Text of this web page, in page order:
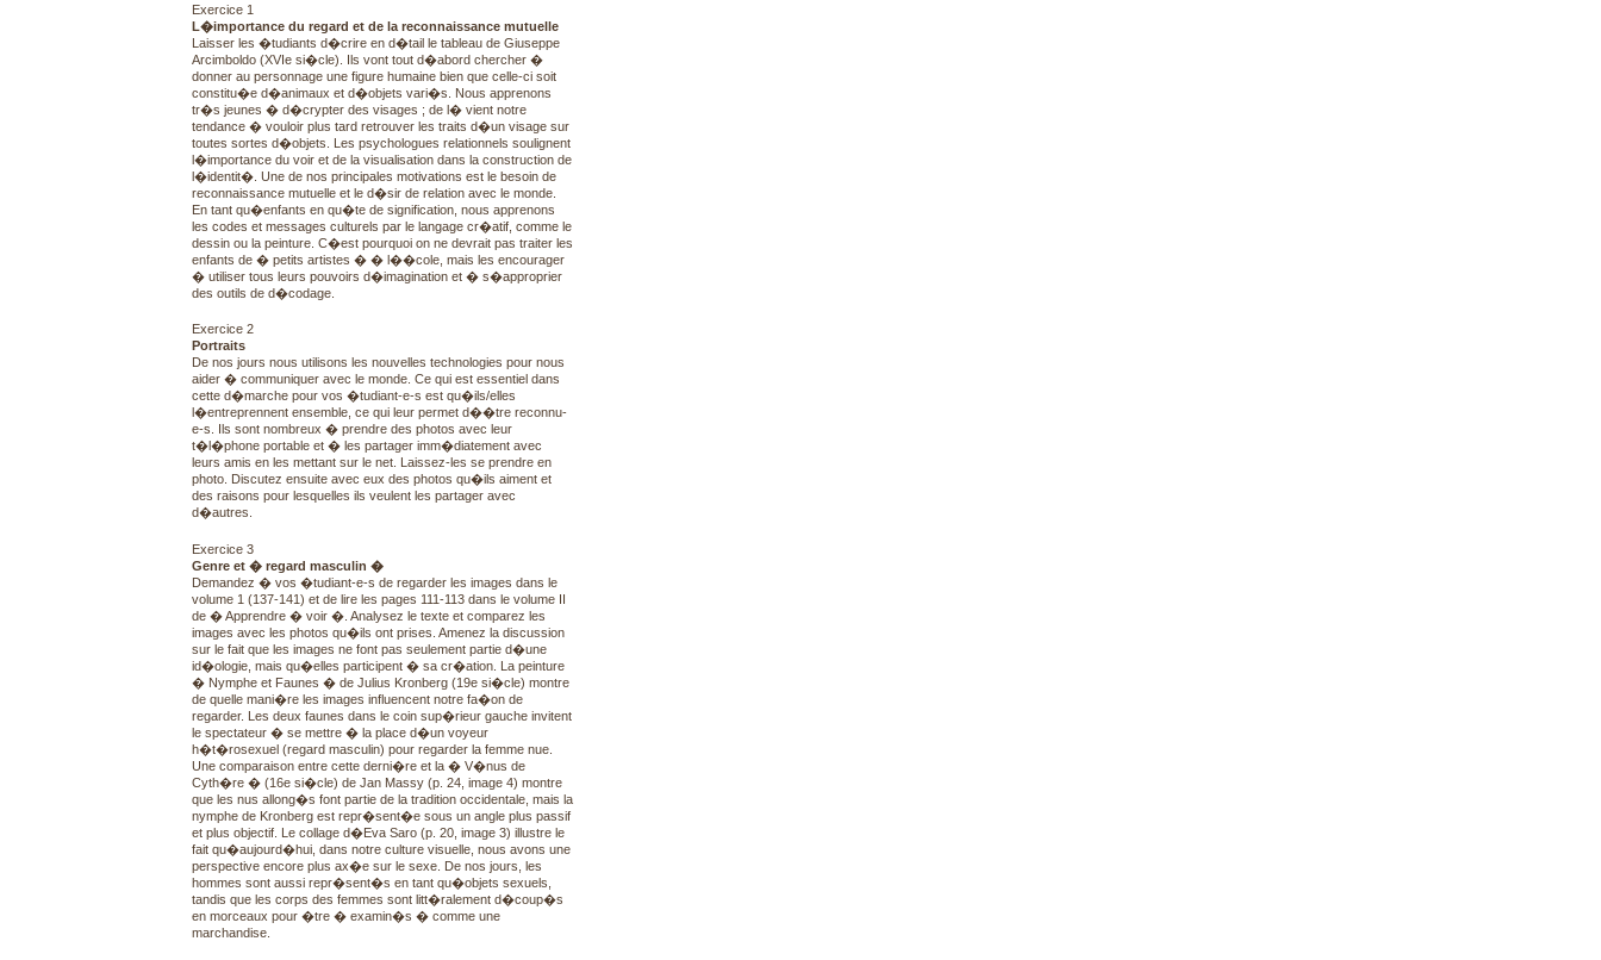
Exercice 1
L�importance du regard et de la reconnaissance mutuelle
Laisser les �tudiants d�crire en d�tail le tableau de Giuseppe
Arcimboldo (XVIe si�cle). Ils vont tout d�abord chercher �
donner au personnage une figure humaine bien que celle-ci soit
constitu�e d�animaux et d�objets vari�s. Nous apprenons
tr�s jeunes � d�crypter des visages ; de l� vient notre
tendance � vouloir plus tard retrouver les traits d�un visage sur
toutes sortes d�objets. Les psychologues relationnels soulignent
l�importance du voir et de la visualisation dans la construction de
l�identit�. Une de nos principales motivations est le besoin de
reconnaissance mutuelle et le d�sir de relation avec le monde.
En tant qu�enfants en qu�te de signification, nous apprenons
les codes et messages culturels par le langage cr�atif, comme le
dessin ou la peinture. C�est pourquoi on ne devrait pas traiter les
enfants de � petits artistes � � l��cole, mais les encourager
� utiliser tous leurs pouvoirs d�imagination et � s�approprier
des outils de d�codage.
Exercice 2
Portraits
De nos jours nous utilisons les nouvelles technologies pour nous
aider � communiquer avec le monde. Ce qui est essentiel dans
cette d�marche pour vos �tudiant-e-s est qu�ils/elles
l�entreprennent ensemble, ce qui leur permet d��tre reconnu-
e-s. Ils sont nombreux � prendre des photos avec leur
t�l�phone portable et � les partager imm�diatement avec
leurs amis en les mettant sur le net. Laissez-les se prendre en
photo. Discutez ensuite avec eux des photos qu�ils aiment et
des raisons pour lesquelles ils veulent les partager avec
d�autres.
Exercice 3
Genre et � regard masculin �
Demandez � vos �tudiant-e-s de regarder les images dans le
volume 1 (137-141) et de lire les pages 111-113 dans le volume II
de � Apprendre � voir �. Analysez le texte et comparez les
images avec les photos qu�ils ont prises. Amenez la discussion
sur le fait que les images ne font pas seulement partie d�une
id�ologie, mais qu�elles participent � sa cr�ation. La peinture
� Nymphe et Faunes � de Julius Kronberg (19e si�cle) montre
de quelle mani�re les images influencent notre fa�on de
regarder. Les deux faunes dans le coin sup�rieur gauche invitent
le spectateur � se mettre � la place d�un voyeur
h�t�rosexuel (regard masculin) pour regarder la femme nue.
Une comparaison entre cette derni�re et la � V�nus de
Cyth�re � (16e si�cle) de Jan Massy (p. 24, image 4) montre
que les nus allong�s font partie de la tradition occidentale, mais la
nymphe de Kronberg est repr�sent�e sous un angle plus passif
et plus objectif. Le collage d�Eva Saro (p. 20, image 3) illustre le
fait qu�aujourd�hui, dans notre culture visuelle, nous avons une
perspective encore plus ax�e sur le sexe. De nos jours, les
hommes sont aussi repr�sent�s en tant qu�objets sexuels,
tandis que les corps des femmes sont litt�ralement d�coup�s
en morceaux pour �tre � examin�s � comme une
marchandise.